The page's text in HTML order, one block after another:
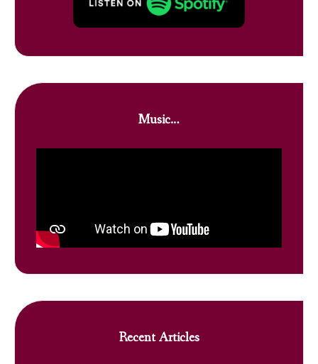
Music…
Recent Articles